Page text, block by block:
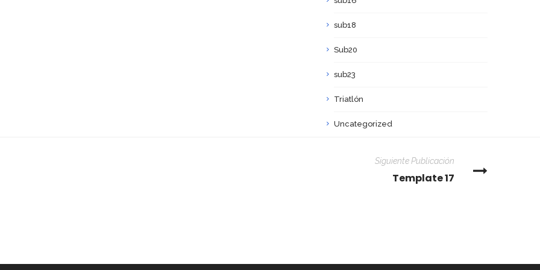
sub18
Sub20
sub23
Triatlón
Uncategorized
Siguiente Publicación
Template 17